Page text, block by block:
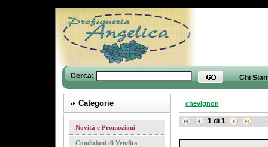
Cerca: Chi
Categorie
Novità e Promozioni
Condizioni di Vendita
chevignon
1di 1